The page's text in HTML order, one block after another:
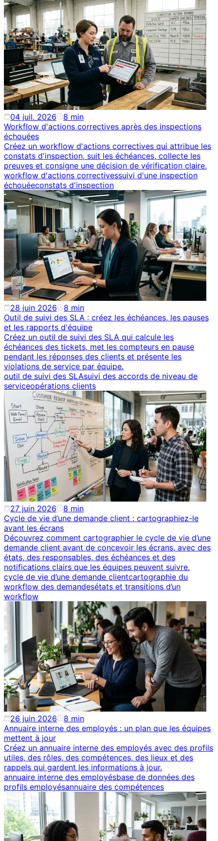
04 juil. 2026 8 min
Workflow d'actions correctives après des inspections
échouées
Créez un workflow d'actions correctives qui attribue les
constats d'inspection, suit les échéances, collecte les
preuves et consigne une décision de vérification claire.
workflow d'actions correctivessuivi d'une inspection
échouéeconstats d'inspection
28 juin 2026 8 min
Outil de suivi des SLA : créez les échéances, les pauses
et les rapports d'équipe
Créez un outil de suivi des SLA qui calcule les
échéances des tickets, met les compteurs en pause
pendant les réponses des clients et présente les
violations de service par équipe.
outil de suivi des SLAsuivi des accords de niveau de
serviceopérations clients
27 juin 2026 8 min
Cycle de vie d’une demande client : cartographiez-le
avant les écrans
Découvrez comment cartographier le cycle de vie d’une
demande client avant de concevoir les écrans, avec des
états, des responsables, des échéances et des
notifications clairs que les équipes peuvent suivre.
cycle de vie d’une demande clientcartographie du
workflow des demandesétats et transitions d’un
workflow
26 juin 2026 8 min
Annuaire interne des employés : un plan que les équipes
mettent à jour
Créez un annuaire interne des employés avec des profils
utiles, des rôles, des compétences, des lieux et des
rappels qui gardent les informations à jour.
annuaire interne des employésbase de données des
profils employésannuaire des compétences